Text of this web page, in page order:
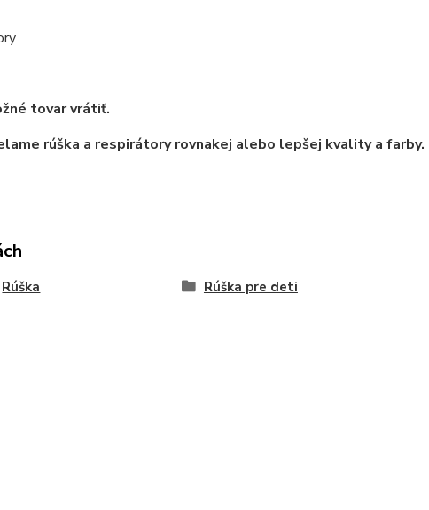
tovar vrátiť.
rúška a respirátory rovnakej alebo lepšej kvality a farby.
Rúška Rúška pre deti